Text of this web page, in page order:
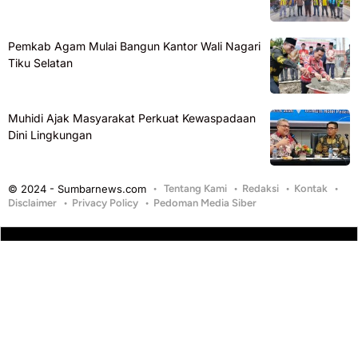
Pemkab Agam Mulai Bangun Kantor Wali Nagari
Tiku Selatan
Muhidi Ajak Masyarakat Perkuat Kewaspadaan
Dini Lingkungan
© 2024 - Sumbarnews.com Tentang Kami Redaksi
Kontak
Disclaimer
Privacy Policy Pedoman Media Siber